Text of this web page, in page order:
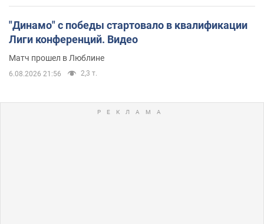
"Динамо" с победы стартовало в квалификации
Лиги конференций. Видео
Матч прошел в Люблине
6.08.2026 21:56 2,3 т.